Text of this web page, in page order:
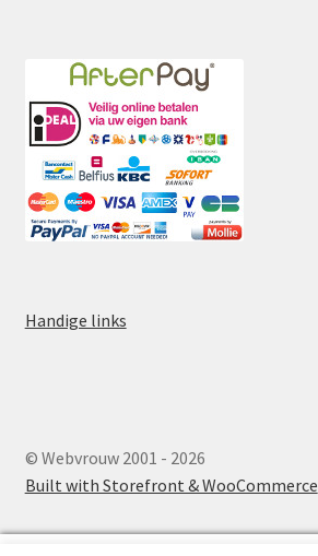
Handige links
© Webvrouw 2001 - 2026
Built with Storefront & WooCommerce